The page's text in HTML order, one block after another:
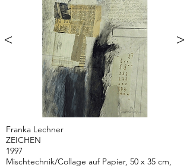
< >
Franka Lechner
ZEICHEN
1997
Mischtechnik/Collage auf Papier, 50 x 35 cm,